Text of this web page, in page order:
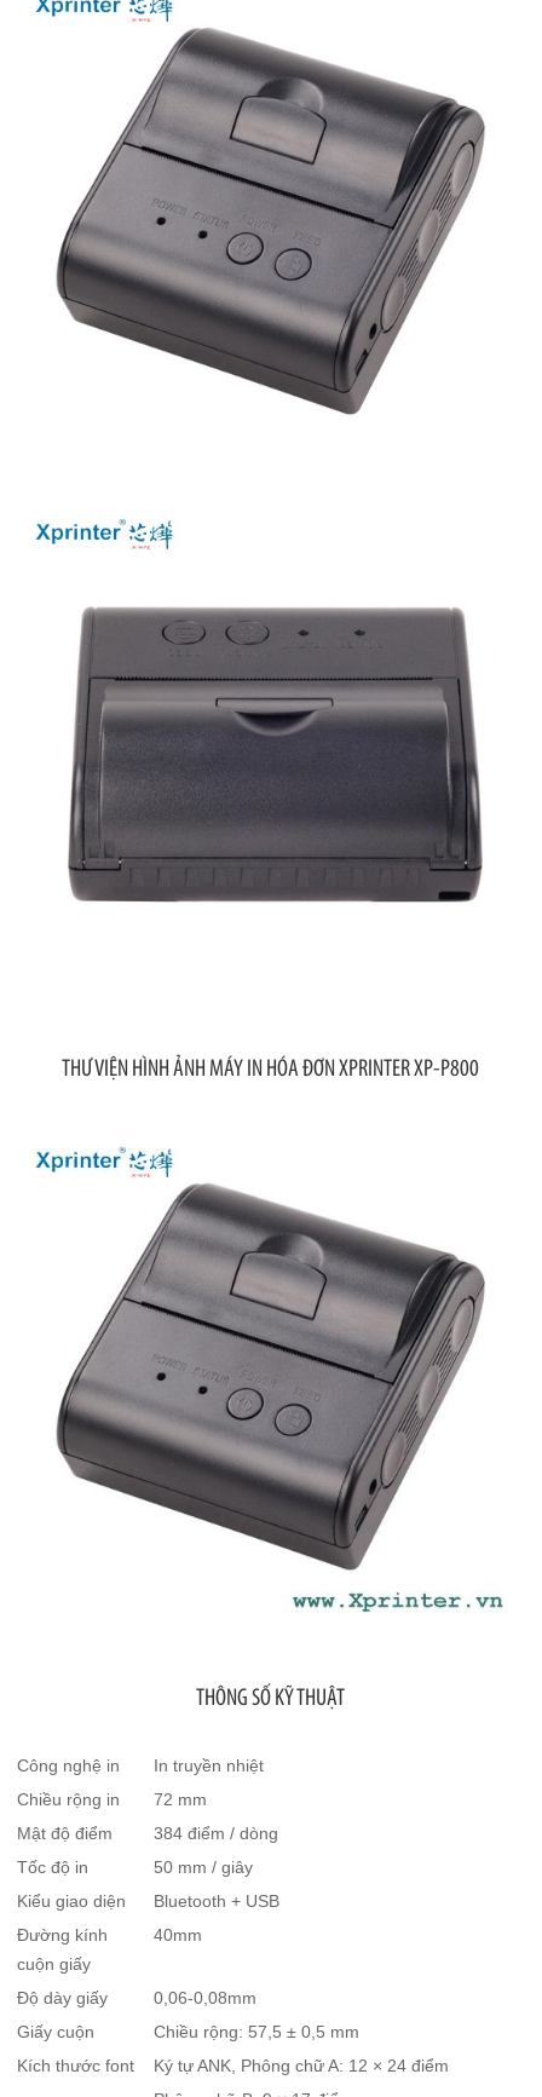
THƯ VIỆN HÌNH ẢNH MÁY IN HÓA ĐƠN XPRINTER XP-P800
THÔNG SỐ KỸ THUẬT
Công nghệ in
In truyền nhiệt
Chiều rộng in
72 mm
Mật độ điểm
384 điểm / dòng
Tốc độ in
50 mm / giây
Kiểu giao diện
Bluetooth + USB
Đường kính
cuộn giấy
40mm
Độ dày giấy
0,06-0,08mm
Giấy cuộn
Chiều rộng: 57,5 ​​± 0,5 mm
Kích thước font
Ký tự ANK, Phông chữ A: 12 × 24 điểm